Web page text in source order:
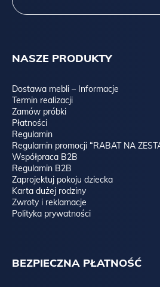
NASZE PRODUKTY
Dostawa mebli – Informacje
Termin realizacji
Zamów próbki
Płatności
Regulamin
Regulamin promocji “RABAT NA
Współpraca B2B
Regulamin B2B
Zaprojektuj pokoju dziecka
Karta dużej rodziny
Zwroty i reklamacje
Polityka prywatności
BEZPIECZNA PŁATNOŚĆ